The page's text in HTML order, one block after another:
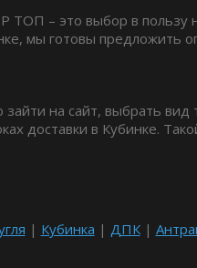
ТОП – это выбор в
мы готовы предложить
на сайт, выбрать
доставки в Кубинке.
| Кубинка | ДПК|